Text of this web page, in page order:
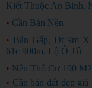
Kiết Thuộc An Bình,
• Cần Bán Nền
• Bán Gấp, Dt 9m X
61c 900m. Lộ Ô Tô
• Nền Thổ Cư 190
• Cần bán đất đẹp